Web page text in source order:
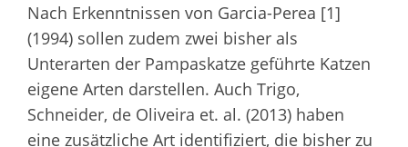
Nach Erkenntnissen von Garcia-Perea [1]
(1994) sollen zudem zwei bisher als
Unterarten der Pampaskatze geführte Katzen
eigene Arten darstellen. Auch Trigo,
Schneider, de Oliveira et. al. (2013) haben
eine zusätzliche Art identifiziert, die bisher zu